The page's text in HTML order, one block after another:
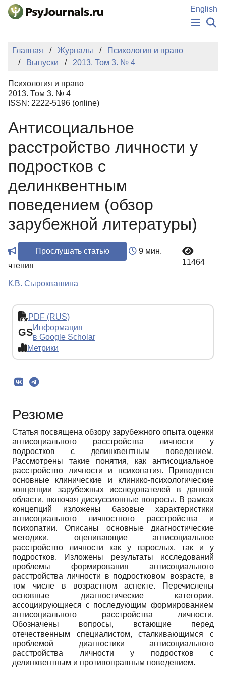
Перейти к основному содержанию
English
НОВОСТИ
ИЗДАНИЯ
ПОДАТЬ РУКОПИСЬ
КЛЮЧЕВЫЕ СЛОВА
Главная Журналы
Психология и право
Выпуски
2013. Том 3. № 4
Психология и право
2013. Том 3. № 4
ISSN: 2222-5196 (online)
Антисоциальное
расстройство личности у
подростков с
делинквентным
поведением (обзор
зарубежной литературы)
Прослушать статью
9 мин.
чтения
11464
К.В. Сыроквашина
PDF (RUS)
GSИнформация
в Google Scholar
Метрики
Резюме
Статья посвящена обзору зарубежного опыта оценки
антисоциального расстройства личности у
подростков с делинквентным поведением.
Рассмотрены такие понятия, как антисоциальное
расстройство личности и психопатия. Приводятся
основные клинические и клинико-психологические
концепции зарубежных исследователей в данной
области, включая дискуссионные вопросы. В рамках
концепций изложены базовые характеристики
антисоциального личностного расстройства и
психопатии. Описаны основные диагностические
методики, оценивающие антисоциальное
расстройство личности как у взрослых, так и у
подростков. Изложены результаты исследований
проблемы формирования антисоциального
расстройства личности в подростковом возрасте, в
том числе в возрастном аспекте. Перечислены
основные диагностические категории,
ассоциирующиеся с последующим формированием
антисоциального расстройства личности.
Обозначены вопросы, встающие перед
отечественным специалистом, сталкивающимся с
проблемой диагностики антисоциального
расстройства личности у подростков с
делинквентным и противоправным поведением.